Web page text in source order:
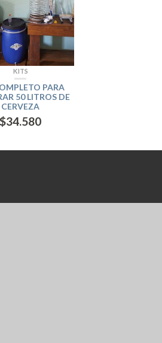
KITS
PARA
50 LITROS DE
CERVEZA
$34.580